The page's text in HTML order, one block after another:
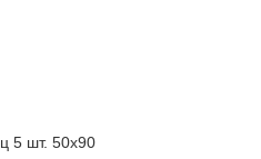
5 шт. 50x90